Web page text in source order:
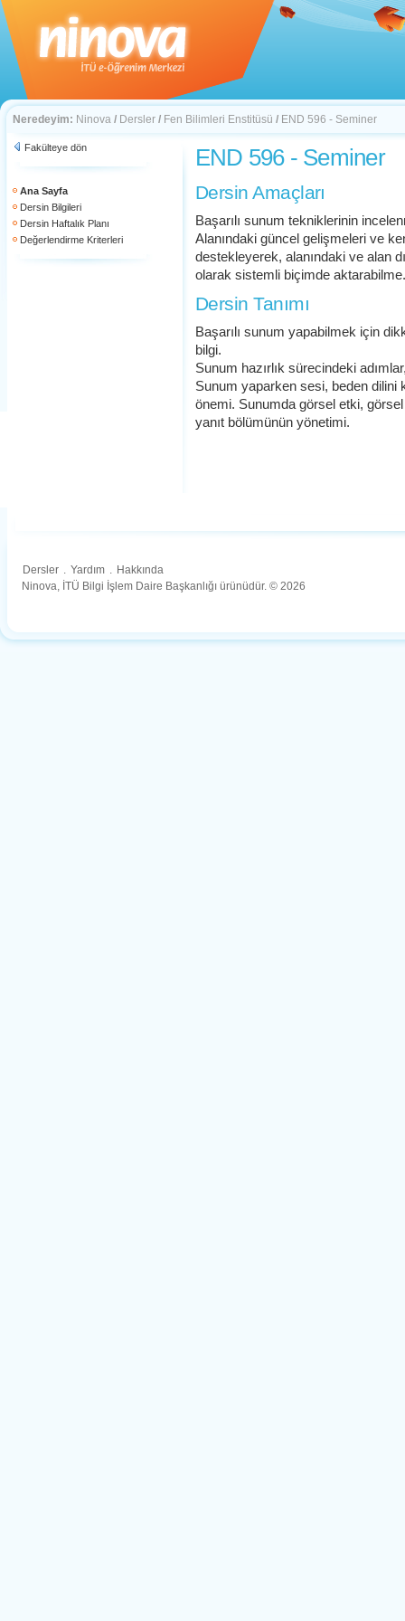
Neredeyim: Ninova / Dersler / Fen Bilimleri Enstitüsü / END 596 - Seminer
Fakülteye dön
Ana Sayfa
Dersin Bilgileri
Dersin Haftalık Planı
Değerlendirme Kriterleri
END 596 - Seminer
Dersin Amaçları
Başarılı sunum tekniklerinin
Alanındaki güncel gelişmeleri ve
destekleyerek, alanındaki ve alan
olarak sistemli biçimde aktarabilme.
Dersin Tanımı
Başarılı sunum yapabilmek için
bilgi.
Sunum hazırlık sürecindeki
Sunum yaparken sesi, beden dilini
önemi. Sunumda görsel etki, görsel
yanıt bölümünün yönetimi.
Dersler . Yardım . Hakkında
Ninova, İTÜ Bilgi İşlem Daire Başkanlığı ürünüdür. © 2026